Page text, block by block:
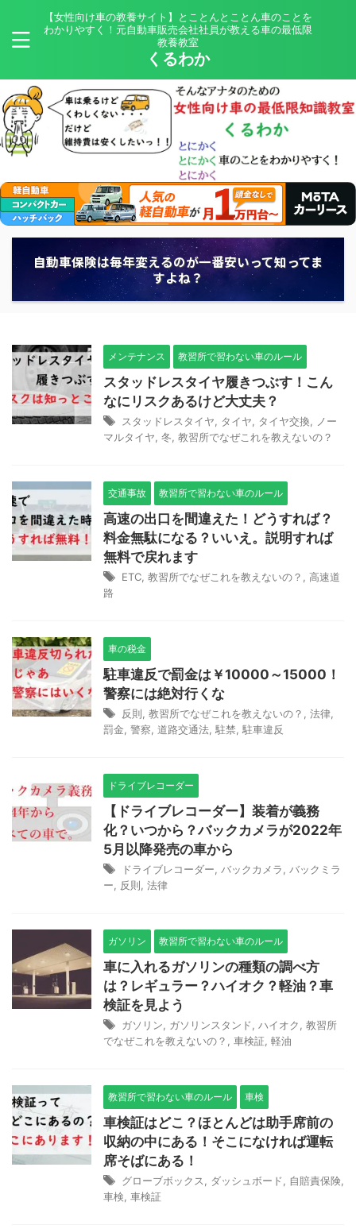
【女性向け車の教養サイト】とことんとことん車のことを
わかりやすく！元自動車販売会社社員が教える車の最低限
教養教室
くるわか
自動車保険は毎年変えるのが一番安いって知ってま
すよね？
メンテナンス 教習所で習わない車のルール
スタッドレスタイヤ履きつぶす！こん
なにリスクあるけど大丈夫？
スタッドレスタイヤ, タイヤ, タイヤ交換, ノー
マルタイヤ, 冬, 教習所でなぜこれを教えないの？
交通事故 教習所で習わない車のルール
高速の出口を間違えた！どうすれば？
料金無駄になる？いいえ。説明すれば
無料で戻れます
ETC, 教習所でなぜこれを教えないの？ , 高速道
路
車の税金
駐車違反で罰金は￥10000～15000！
警察には絶対行くな
反則, 教習所でなぜこれを教えないの？ , 法律,
罰金, 警察, 道路交通法, 駐禁, 駐車違反
ドライブレコーダー
【ドライブレコーダー】装着が義務
化？いつから？バックカメラが2022年
5月以降発売の車から
ドライブレコーダー, バックカメラ, バックミラ
ー, 反則, 法律
ガソリン 教習所で習わない車のルール
車に入れるガソリンの種類の調べ方
は？レギュラー？ハイオク？軽油？車
検証を見よう
ガソリン, ガソリンスタンド, ハイオク, 教習所
でなぜこれを教えないの？ , 車検証, 軽油
教習所で習わない車のルール 車検
車検証はどこ？ほとんどは助手席前の
収納の中にある！そこになければ運転
席そばにある！
グローブボックス, ダッシュボード, 自賠責保険,
車検, 車検証